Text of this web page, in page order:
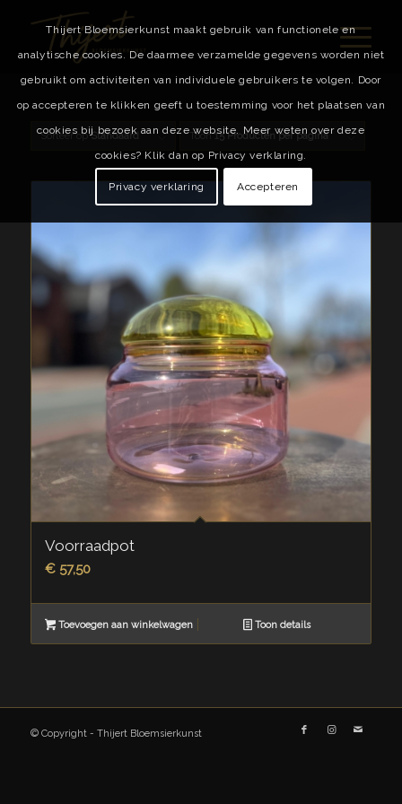
Sorteer opStandaard Toon15 Producten per pagina
Voorraadpot
€57,50
Toevoegen aan winkelwagen Toon details
© Copyright - Thijert Bloemsierkunst
Thijert Bloemsierkunst maakt gebruik van functionele en
analytische cookies. De daarmee verzamelde gegevens worden niet
gebruikt om activiteiten van individuele gebruikers te volgen. Door
op accepteren te klikken geeft u toestemming voor het plaatsen van
cookies bij bezoek aan deze website. Meer weten over deze
cookies? Klik dan op Privacy verklaring.
Privacy verklaring Accepteren